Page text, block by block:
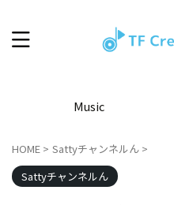
Music
HOME > Sattyチャンネルん >
Sattyチャンネルん